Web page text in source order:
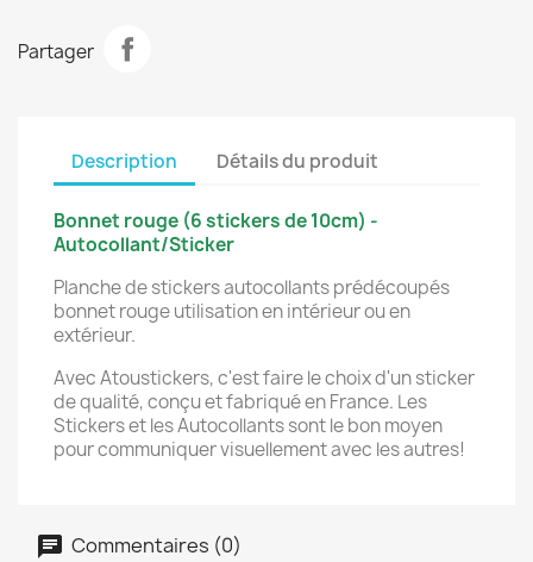
Partager
Description Détails du produit
Bonnet rouge (6 stickers de 10cm) -
Autocollant/Sticker
Planche de stickers autocollants prédécoupés
bonnet rouge utilisation en intérieur ou en
extérieur.
Avec Atoustickers, c'est faire le choix d'un sticker
de qualité, conçu et fabriqué en France. Les
Stickers et les Autocollants sont le bon moyen
pour communiquer visuellement avec les autres!
Commentaires (0)